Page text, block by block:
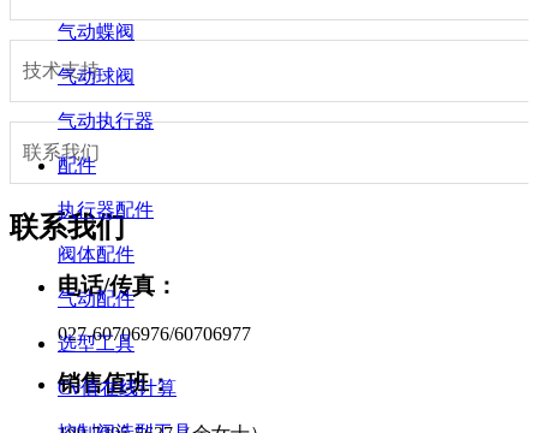
气动蝶阀
气动球阀
气动执行器
配件
执行器配件
阀体配件
气动配件
选型工具
Cv值在线计算
技术支持
联系我们
联系我们
电话/传真：
027-60706976/60706977
销售值班：